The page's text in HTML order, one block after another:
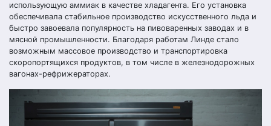
использующую аммиак в качестве хладагента. Его установка
обеспечивала стабильное производство искусственного льда и
быстро завоевала популярность на пивоваренных заводах и в
мясной промышленности. Благодаря работам Линде стало
возможным массовое производство и транспортировка
скоропортящихся продуктов, в том числе в железнодорожных
вагонах-рефрижераторах.